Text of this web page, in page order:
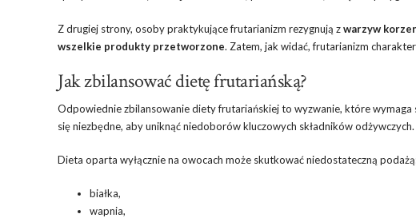
Z drugiej strony, osoby praktykujące frutarianizm rezygnują zwarzyw
wszelkie produkty przetworzone. Zatem, jak widać, frutarianizm
Jak zbilansować dietę frutariańską?
Odpowiednie zbilansowanie diety frutariańskiej to wyzwanie, które
się niezbędne, aby uniknąć niedoborów kluczowych składników odżywczych.
Dieta oparta wyłącznie na owocach może skutkować niedostateczną
białka,
wapnia,